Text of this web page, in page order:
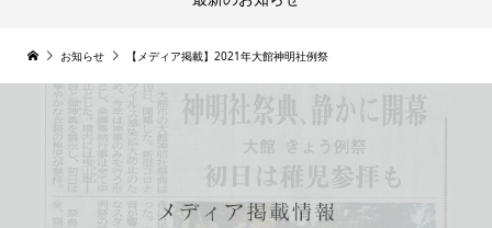
お知らせ 【メディア掲載】2021年大館神明社例祭